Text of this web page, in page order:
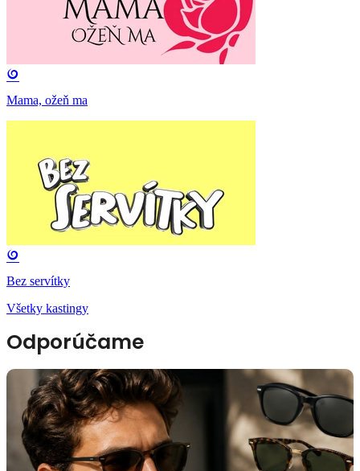
Mama, ožeň ma
Bez servítky
Všetky kastingy
Odporúčame